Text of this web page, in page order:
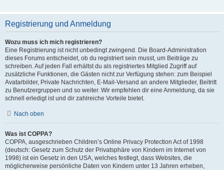
Registrierung und Anmeldung
Wozu muss ich mich registrieren?
Eine Registrierung ist nicht unbedingt zwingend. Die Board-Administration
dieses Forums entscheidet, ob du registriert sein musst, um Beiträge zu
schreiben. Auf jeden Fall erhältst du als registriertes Mitglied Zugriff auf
zusätzliche Funktionen, die Gästen nicht zur Verfügung stehen: zum Beispiel
Avatarbilder, Private Nachrichten, E-Mail-Versand an andere Mitglieder, Beitritt
zu Benutzergruppen und so weiter. Wir empfehlen dir eine Anmeldung, da sie
schnell erledigt ist und dir zahlreiche Vorteile bietet.
Nach oben
Was ist COPPA?
COPPA, ausgeschrieben Children’s Online Privacy Protection Act of 1998
(deutsch: Gesetz zum Schutz der Privatsphäre von Kindern im Internet von
1998) ist ein Gesetz in den USA, welches festlegt, dass Websites, die
möglicherweise persönliche Daten von Kindern unter 13 Jahren erheben,